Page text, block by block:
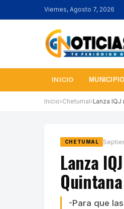
Viernes, Agosto 7, 2026
INICIO
Inicio›Chetumal › Lanza
CHETUMAL
Lanza
-Para que